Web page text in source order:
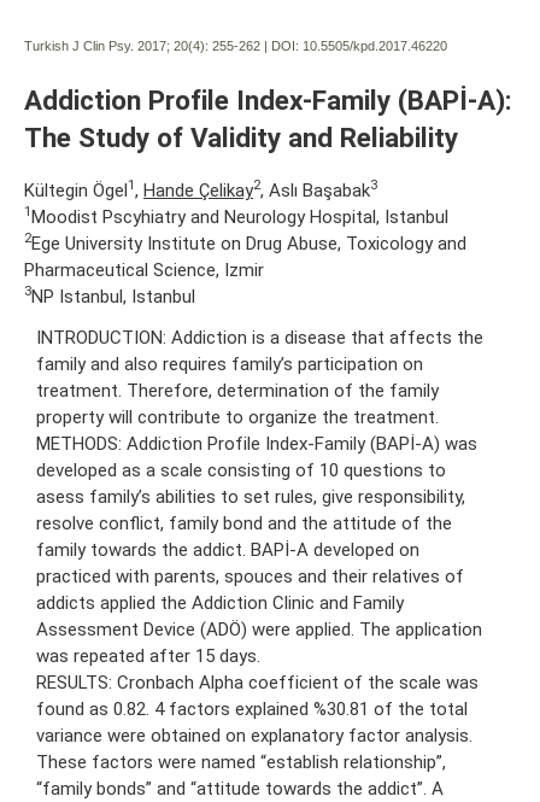
Turkish J Clin Psy. 2017; 20(4): 255-262 | DOI: 10.5505/kpd.2017.46220
Addiction Profile Index-Family (BAPİ-A):
The Study of Validity and Reliability
Kültegin Ögel1, Hande Çelikay2, Aslı Başabak3
1Moodist Pscyhiatry and Neurology Hospital, Istanbul
2Ege University Institute on Drug Abuse, Toxicology and
Pharmaceutical Science, Izmir
3NP Istanbul, Istanbul
INTRODUCTION: Addiction is a disease that affects the
family and also requires family’s participation on
treatment. Therefore, determination of the family
property will contribute to organize the treatment.
METHODS: Addiction Profile Index-Family (BAPİ-A) was
developed as a scale consisting of 10 questions to
asess family’s abilities to set rules, give responsibility,
resolve conflict, family bond and the attitude of the
family towards the addict. BAPİ-A developed on
practiced with parents, spouces and their relatives of
addicts applied the Addiction Clinic and Family
Assessment Device (ADÖ) were applied. The application
was repeated after 15 days.
RESULTS: Cronbach Alpha coefficient of the scale was
found as 0.82. 4 factors explained %30.81 of the total
variance were obtained on explanatory factor analysis.
These factors were named “establish relationship”,
“family bonds” and “attitude towards the addict”. A